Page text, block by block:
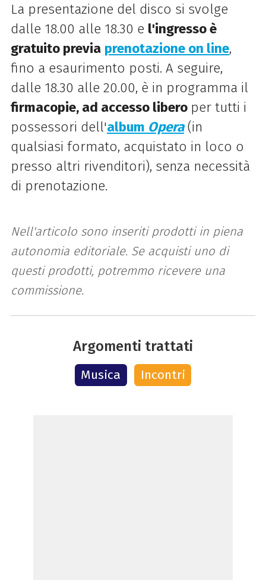
La presentazione del disco si svolge
dalle 18.00 alle 18.30 e l'ingresso è
gratuito previa prenotazione on line,
fino a esaurimento posti. A seguire,
dalle 18.30 alle 20.00, è in programma il
firmacopie, ad accesso libero per tutti i
possessori dell'album Opera(in
qualsiasi formato, acquistato in loco o
presso altri rivenditori), senza necessità
di prenotazione.
Nell'articolo sono inseriti prodotti in piena
autonomia editoriale. Se acquisti uno di
questi prodotti, potremmo ricevere una
commissione.
Argomenti trattati
Musica Incontri